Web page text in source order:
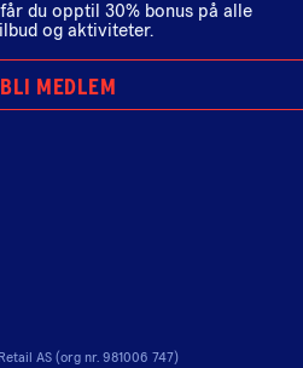
du opptil 30% bonus på alle
og aktiviteter.
BLI MEDLEM
AS (org nr. 981006 747)